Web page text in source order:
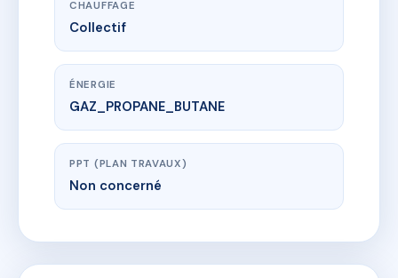
CHAUFFAGE
Collectif
ÉNERGIE
GAZ_PROPANE_BUTANE
PPT (PLAN TRAVAUX)
Non concerné